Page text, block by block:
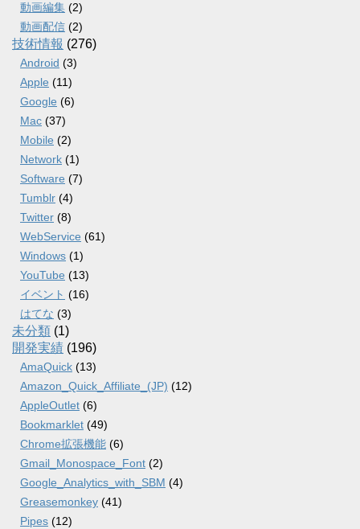
動画編集 (2)
動画配信 (2)
技術情報 (276)
Android (3)
Apple (11)
Google (6)
Mac (37)
Mobile (2)
Network (1)
Software (7)
Tumblr (4)
Twitter (8)
WebService (61)
Windows (1)
YouTube (13)
イベント (16)
はてな (3)
未分類 (1)
開発実績 (196)
AmaQuick (13)
Amazon_Quick_Affiliate_(JP) (12)
AppleOutlet (6)
Bookmarklet (49)
Chrome拡張機能 (6)
Gmail_Monospace_Font (2)
Google_Analytics_with_SBM (4)
Greasemonkey (41)
Pipes (12)